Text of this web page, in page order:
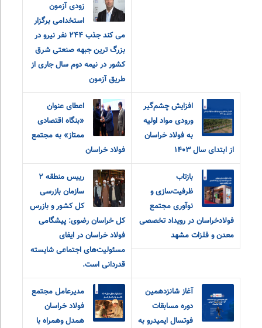
زودی آزمون
استخدامی برگزار
می کند جذب ٢۴۴ نفر نیرو در
بزرگ ترین جبهه صنعتی شرق
کشور در نیمه دوم سال جاری از
طریق آزمون
افزایش چشم‌گیر
ورودی مواد اولیه
به فولاد خراسان
از ابتدای سال ۱۴۰۳
اعطای عنوان
«بنگاه اقتصادی
ممتاز» به مجتمع
فولاد خراسان
بازتاب
ظرفیت‌سازی و
نوآوری مجتمع
فولادخراسان در رویداد تخصصی
معدن و فلزات مشهد
رییس منطقه ٢
سازمان بازرسی
کل کشور و بازرس
کل خراسان رضوی: پیشگامی
فولاد خراسان در ایفای
مسئولیت‌های اجتماعی شایسته
قدردانی است.
آغاز شانزدهمین
دوره مسابقات
فوتسال ایمیدرو به
مدیرعامل مجتمع
فولاد خراسان
همدل وهمراه با